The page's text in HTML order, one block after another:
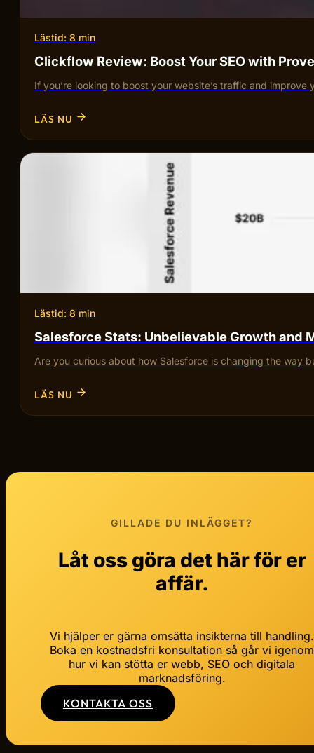
Lästid: 8 min
Clickflow Review: Boost Your SEO with
If you’re looking to boost your website’s traffic and
LÄS NU
Lästid: 8 min
Salesforce Stats: Unbelievable Growth and
Are you curious about how Salesforce is changing the way
LÄS NU
GILLADE DU INLÄGGET?
Låt oss göra det här för er
affär.
Vi hjälper er gärna omsätta insikterna till handling.
Boka en kostnadsfri konsultation så går vi igenom
hur vi kan stötta er webb, SEO och digitala
marknadsföring.
KONTAKTA OSS